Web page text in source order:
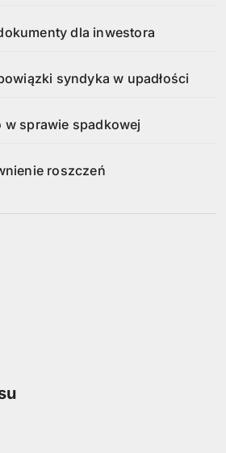
dla inwestora
syndyka w upadłości
w sprawie spadkowej
roszczeń